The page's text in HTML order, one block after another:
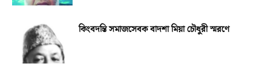
কিংবদন্তি সমাজসেবক বাদশা মিয়া চৌধুরী স্মরণে